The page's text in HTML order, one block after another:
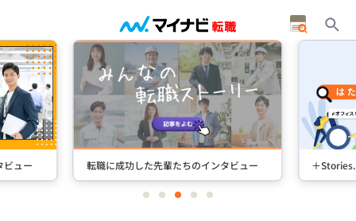
ビュー 転職に成功した先輩たちのインタビュー ＋
itemitemitemitemitem